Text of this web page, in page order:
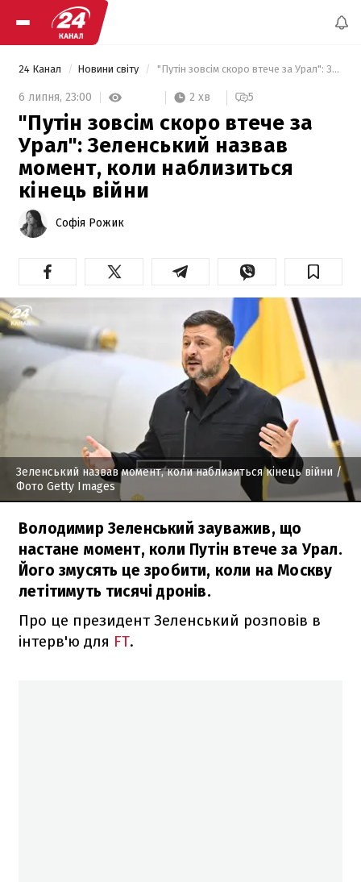
24 Канал Новини світу "Путін зовсім скоро втече за Урал": Зеленський назвав момент, коли наблизиться кінець війни
6 липня, 23:00 2 хв 5
"Путін зовсім скоро втече за
Урал": Зеленський назвав
момент, коли наблизиться
кінець війни
Софія Рожик
Зеленський назвав момент, коли наблизиться кінець війни /
Фото Getty Images
Володимир Зеленський зауважив, що
настане момент, коли Путін втече за Урал.
Його змусять це зробити, коли на Москву
летітимуть тисячі дронів.
Про це президент Зеленський розповів в
інтерв'ю для FT.